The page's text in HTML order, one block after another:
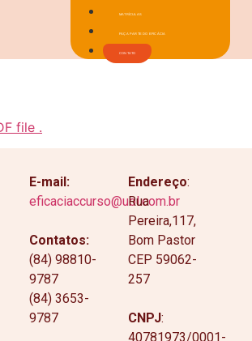
MATRÍCULAS
FAÇA PARTE DO EFICÁCIA
CONTATO
file .
E-mail:
eficaciaccurso@uol.com.br
Contatos:
(84) 98810-
9787
(84) 3653-
9787
Endereço:
Rua
Pereira,117,
Bom Pastor
CEP 59062-
257
CNPJ:
40781973/0001-